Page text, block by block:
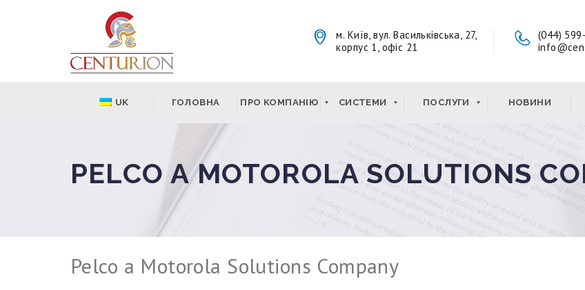
м. Київ, вул. Васильківська, 27,
корпус 1, офіс 21
(044)
UK ГОЛОВНА ПРО КОМПАНІЮ СИСТЕМИ ПОСЛУГИ НОВИНИ
PELCO A MOTOROLA SOLUTIONS
Pelco a Motorola Solutions Company